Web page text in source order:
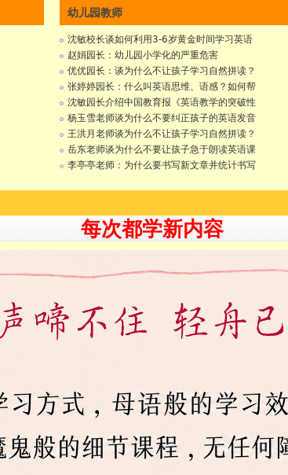
幼儿园教师
沈敏校长谈如何利用3-6岁黄金时间学习英语
赵娟园长：幼儿园小学化的严重危害
优优园长：谈为什么不让孩子学习自然拼读？
张婷婷园长：什么叫英语思维、语感？如何帮
沈敏园长介绍中国教育报《英语教学的突破性
杨玉雪老师谈为什么不要纠正孩子的英语发音
王洪月老师谈为什么不让孩子学习自然拼读？
岳东老师谈为什么不要让孩子急于朗读英语课
李亭亭老师：为什么要书写新文章并统计书写
每次都学新内容